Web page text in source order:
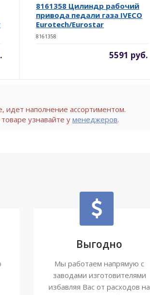
8161358 Цилиндр рабочий
привода педали газа IVECO
Eurotech/Eurostar
8161358
5591 руб.
идет наполнение ассортиментом.
узнавайте уменеджеров.
Выгодно
Мы работаем напрямую с
заводами изготовителями
избавляя Вас от расходов на